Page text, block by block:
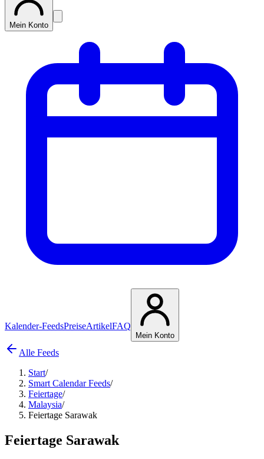
Mein Konto
Kalender-FeedsPreiseArtikelFAQ
Mein Konto
Alle Feeds
Start/
Smart Calendar Feeds/
Feiertage/
Malaysia/
Feiertage Sarawak
Feiertage Sarawak